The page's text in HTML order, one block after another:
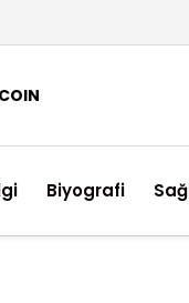
Biyografi